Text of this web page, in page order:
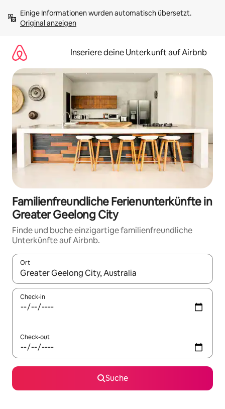
Inhalten
springenOriginal anzeigen
Inseriere deine Unterkunft auf Airbnb
Familienfreundliche Ferienunterkünfte in
Greater Geelong City
Finde und buche einzigartige familienfreundliche
Unterkünfte auf Airbnb.
Ort
Wenn Ergebnisse verfügbar sind, navigiere mit den
Check-in
Check-out
Suche